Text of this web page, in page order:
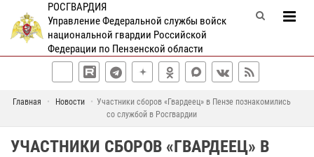
РОСГВАРДИЯ
Управление Федеральной службы войск
национальной гвардии Российской
Федерации по Пензенской области
Главная Новости
Участники сборов «Гвардеец» в Пензе познакомились
со службой в Росгвардии
УЧАСТНИКИ СБОРОВ «ГВАРДЕЕЦ» В